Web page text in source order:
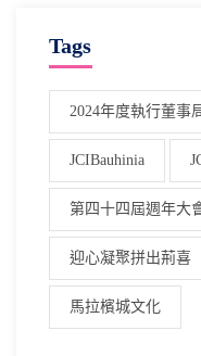
Tags
2024年度執行董事
JCIBauhinia
第四十四屆週年大
迎心凝聚拼出荊喜
馬拉檳城文化